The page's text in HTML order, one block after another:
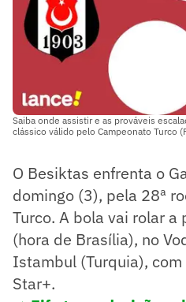
Saiba onde assistir e as prováveis
clássico válido pelo Campeonato Turco
O Besiktas enfrenta o
domingo (3), pela 28ª
Turco. A bola vai rolar
(hora de Brasília), no
Istambul (Turquia),
Star+.